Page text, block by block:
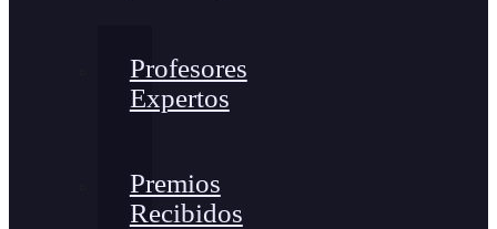
Profesores
Expertos
Premios
Recibidos